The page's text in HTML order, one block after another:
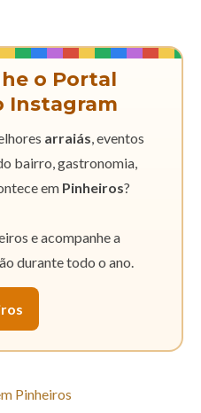
o Portal
Instagram
arraiás, eventos
bairro, gastronomia,
em Pinheiros?
e acompanhe a
durante todo o ano.
Pinheiros